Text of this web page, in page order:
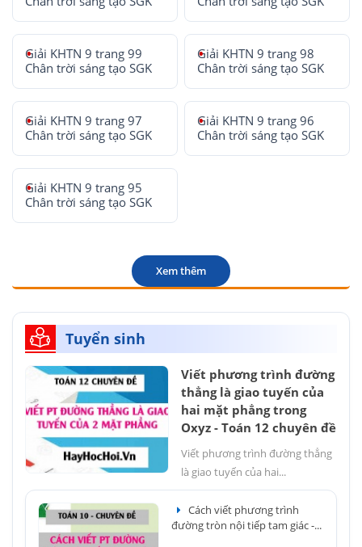
Giải KHTN 9 trang 99
Chân trời sáng tạo SGK
Giải KHTN 9 trang 98
Chân trời sáng tạo SGK
Giải KHTN 9 trang 97
Chân trời sáng tạo SGK
Giải KHTN 9 trang 96
Chân trời sáng tạo SGK
Giải KHTN 9 trang 95
Chân trời sáng tạo SGK
Xem thêm
Tuyển sinh
Viết phương trình đường
thẳng là giao tuyến của
hai mặt phẳng trong
Oxyz - Toán 12 chuyên đề
Viết phương trình đường thẳng
là giao tuyến của hai...
Cách viết phương trình
đường tròn nội tiếp tam giác -...